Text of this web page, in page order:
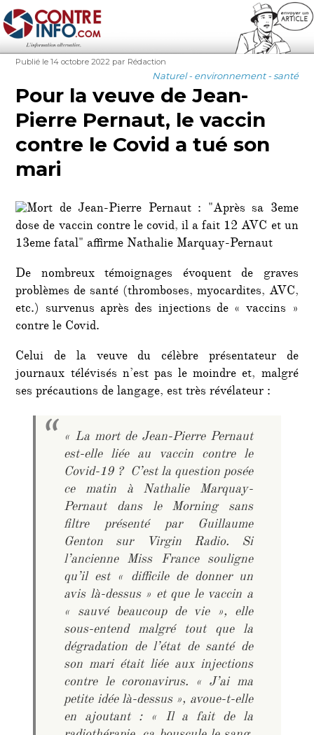
Contre-Info
Publié
Publié le 14 octobre 2022 Auteur
par Rédaction
Catégories
Naturel - environnement - santé
Pour la veuve de Jean-
Pierre Pernaut, le vaccin
contre le Covid a tué son
mari
De nombreux témoignages évoquent de graves
problèmes de santé (thromboses, myocardites, AVC,
etc.) survenus après des injections de « vaccins »
contre le Covid.
Celui de la veuve du célèbre présentateur de
journaux télévisés n’est pas le moindre et, malgré
ses précautions de langage, est très révélateur :
« La mort de Jean-Pierre Pernaut
est-elle liée au vaccin contre le
Covid-19 ? C’est la question posée
ce matin à Nathalie Marquay-
Pernaut dans le Morning sans
filtreprésenté par Guillaume
Genton sur Virgin Radio. Si
l’ancienne Miss France souligne
qu’il est « difficile de donner un
avis là-dessus » et que le vaccin a
« sauvé beaucoup de vie », elle
sous-entend malgré tout que la
dégradation de l’état de santé de
son mari était liée aux injections
contre le coronavirus. « J’ai ma
petite idée là-dessus », avoue-t-elle
en ajoutant : « Il a fait de la